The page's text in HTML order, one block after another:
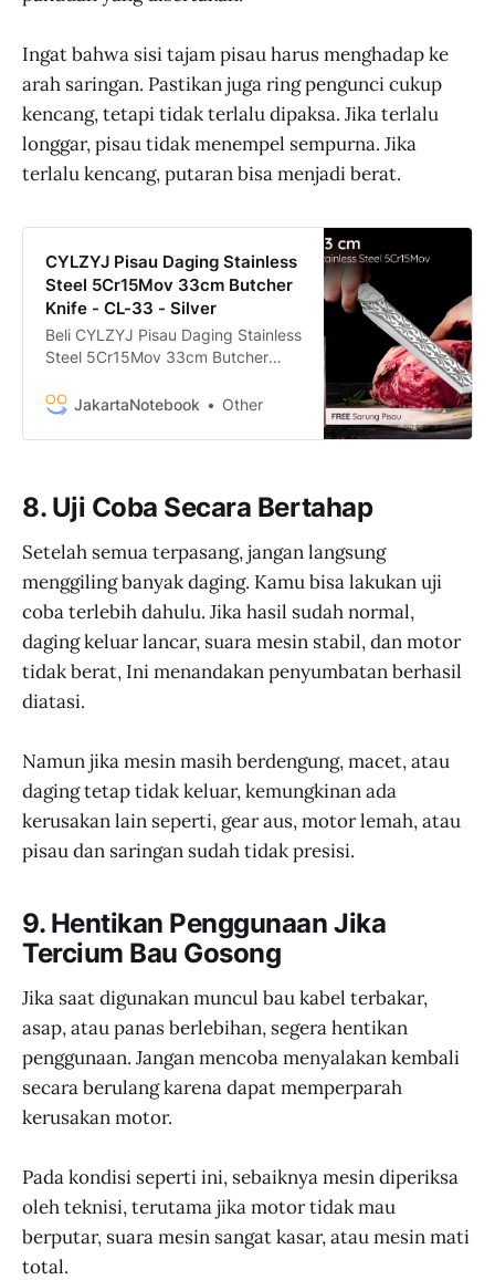
Ingat bahwa sisi tajam pisau harus menghadap ke
arah saringan. Pastikan juga ring pengunci cukup
kencang, tetapi tidak terlalu dipaksa. Jika terlalu
longgar, pisau tidak menempel sempurna. Jika
terlalu kencang, putaran bisa menjadi berat.
CYLZYJ Pisau Daging Stainless
Steel 5Cr15Mov 33cm Butcher
Knife - CL-33 - Silver
Beli CYLZYJ Pisau Daging Stainless
Steel 5Cr15Mov 33cm Butcher
bergaransi hanya di
fitur COD, 1-Day Shipping, dan
JakartaNotebook Other
8. Uji Coba Secara Bertahap
Setelah semua terpasang, jangan langsung
menggiling banyak daging. Kamu bisa lakukan uji
coba terlebih dahulu. Jika hasil sudah normal,
daging keluar lancar, suara mesin stabil, dan motor
tidak berat, Ini menandakan penyumbatan berhasil
diatasi.
Namun jika mesin masih berdengung, macet, atau
daging tetap tidak keluar, kemungkinan ada
kerusakan lain seperti, gear aus, motor lemah, atau
pisau dan saringan sudah tidak presisi.
9. Hentikan Penggunaan Jika
Tercium Bau Gosong
Jika saat digunakan muncul bau kabel terbakar,
asap, atau panas berlebihan, segera hentikan
penggunaan. Jangan mencoba menyalakan kembali
secara berulang karena dapat memperparah
kerusakan motor.
Pada kondisi seperti ini, sebaiknya mesin diperiksa
oleh teknisi, terutama jika motor tidak mau
berputar, suara mesin sangat kasar, atau mesin mati
total.